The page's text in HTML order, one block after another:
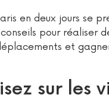
en deux jours se
pour réaliser
et
sur les